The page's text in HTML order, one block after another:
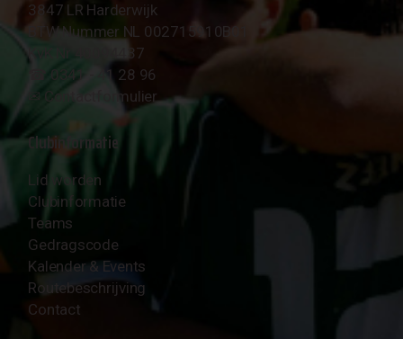
3847 LR Harderwijk
BTW Nummer NL 002715910B01
KvK Nr 40094437
☎︎ 0341 - 41 28 96
✉︎ Contactformulier
Clubinformatie
Lid worden
Clubinformatie
Teams
Gedragscode
Kalender & Events
Routebeschrijving
Contact